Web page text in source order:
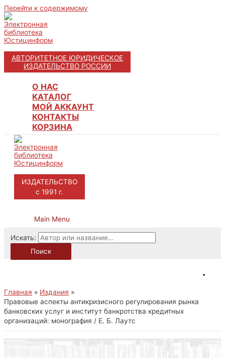
Перейти к содержимому
АВТОРИТЕТНОЕ ЮРИДИЧЕСКОЕ
ИЗДАТЕЛЬСТВО РОССИИ
О НАС
КАТАЛОГ
МОЙ АККАУНТ
КОНТАКТЫ
КОРЗИНА
ИЗДАТЕЛЬСТВО
с 1991 г.
Main Menu
Искать:
Поиск
Главная
Издания
Правовые аспекты антикризисного регулирования рынка
банковских услуг и институт банкротства кредитных
организаций: монография / Е. Б. Лаутс